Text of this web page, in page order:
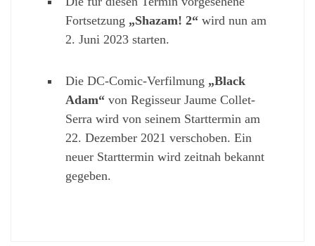
Fortsetzung „Shazam! 2“wird nun am
2. Juni 2023 starten.
Die DC-Comic-Verfilmung „Black
Adam“von Regisseur Jaume Collet-
Serra wird von seinem Starttermin am
22. Dezember 2021 verschoben. Ein
neuer Starttermin wird zeitnah bekannt
gegeben.